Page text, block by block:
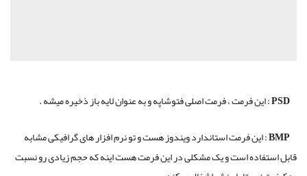
PSD : این فرمت ، فرمت اصلی فتوشاپه و به عنوان لایه باز ذخیره میشه .
BMP : این فرمت استاندارد ویندوز هست و تو نرم افزار های گرافیکی مشابه
قابل استفاده است و یک مشکلی در این فرمت هست اینه که حجم زیادی رو نسبت